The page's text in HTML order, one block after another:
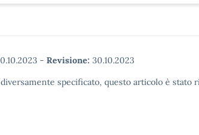
- Revisione: 30.10.2023
specificato, questo articolo è